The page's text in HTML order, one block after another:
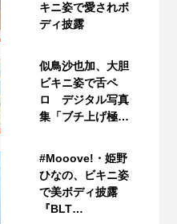
キニ姿で愛されボ
ディ披露
似鳥沙也加、大胆
ビキニ姿で舌ペ
ロ デジタル写真
集「ブチ上げ極…
#Mooove!・姫野
ひなの、ビキニ姿
で美ボディ披露
『BLT…